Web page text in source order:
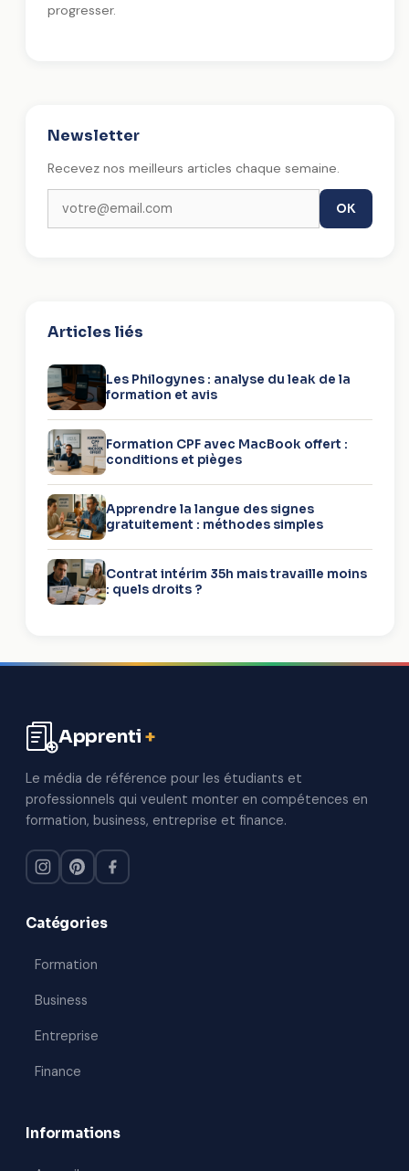
progresser.
Newsletter
Recevez nos meilleurs articles chaque semaine.
OK
Articles liés
Les Philogynes : analyse du leak de la
formation et avis
Formation CPF avec MacBook offert :
conditions et pièges
Apprendre la langue des signes
gratuitement : méthodes simples
Contrat intérim 35h mais travaille moins
: quels droits ?
contenu
Apprenti+
Le média de référence pour les étudiants et
professionnels qui veulent monter en compétences en
formation, business, entreprise et finance.
Catégories
Formation
Business
Entreprise
Finance
Informations